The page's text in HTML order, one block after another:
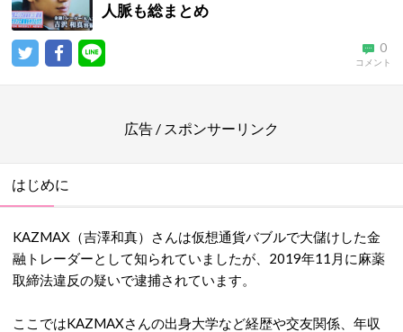
人脈も総まとめ
0
コメント
広告 / スポンサーリンク
はじめに
KAZMAX（吉澤和真）さんは仮想通貨バブルで大儲けした金
融トレーダーとして知られていましたが、2019年11月に麻薬
取締法違反の疑いで逮捕されています。
ここではKAZMAXさんの出身大学など経歴や交友関係、年収